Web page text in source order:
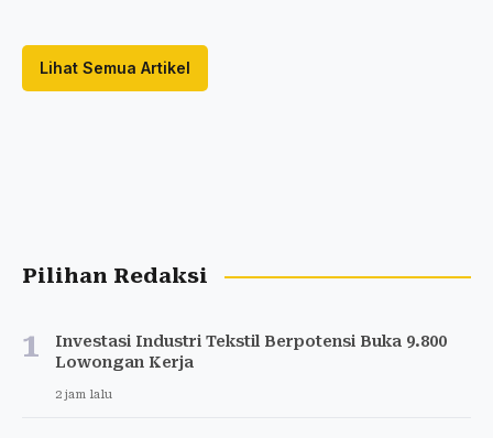
Lihat Semua Artikel
Pilihan Redaksi
1
Investasi Industri Tekstil Berpotensi Buka 9.800
Lowongan Kerja
2 jam lalu